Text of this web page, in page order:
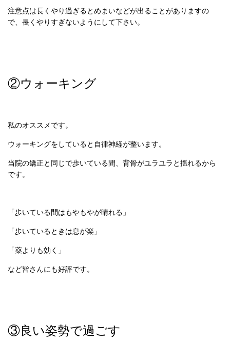
注意点は長くやり過ぎるとめまいなどが出ることがありますの
で、長くやりすぎないようにして下さい。
②ウォーキング
私のオススメです。
ウォーキングをしていると自律神経が整います。
当院の矯正と同じで歩いている間、背骨がユラユラと揺れるから
です。
「歩いている間はもやもやが晴れる」
「歩いているときは息が楽」
「薬よりも効く」
など皆さんにも好評です。
③良い姿勢で過ごす